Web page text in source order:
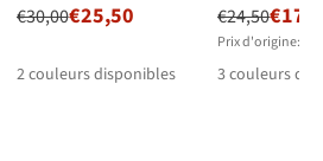
€30,00€25,50
2couleurs disponibles
€24,50
Prix d'origine:
3couleurs